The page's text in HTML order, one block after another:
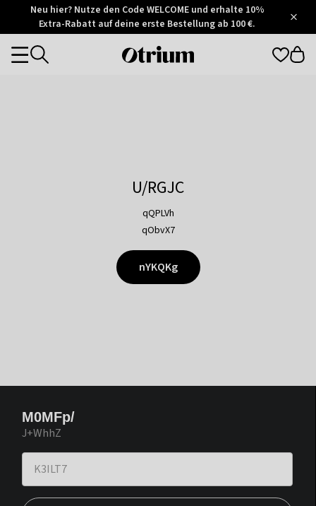
Otrium
Trustpilot
Neu hier? Nutze den Code WELCOME und erhalte 10%
Extra-Rabatt auf deine erste Bestellung ab 100 €.
Otrium
Categories
U/RGJC
qQPLVh
qObvX7
nYKQKg
M0MFp/
J+WhhZ